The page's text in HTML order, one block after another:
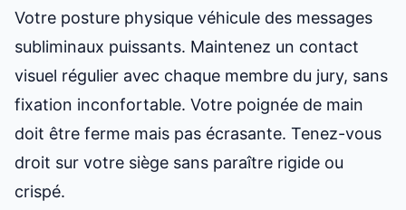
Votre posture physique véhicule des messages
subliminaux puissants. Maintenez un contact
visuel régulier avec chaque membre du jury, sans
fixation inconfortable. Votre poignée de main
doit être ferme mais pas écrasante. Tenez-vous
droit sur votre siège sans paraître rigide ou
crispé.